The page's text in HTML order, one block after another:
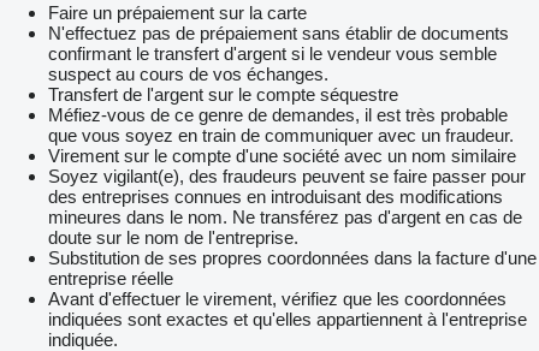
Faire un prépaiement sur la carte
N'effectuez pas de prépaiement sans établir de documents
confirmant le transfert d'argent si le vendeur vous semble
suspect au cours de vos échanges.
Transfert de l'argent sur le compte séquestre
Méfiez-vous de ce genre de demandes, il est très probable
que vous soyez en train de communiquer avec un fraudeur.
Virement sur le compte d'une société avec un nom similaire
Soyez vigilant(e), des fraudeurs peuvent se faire passer pour
des entreprises connues en introduisant des modifications
mineures dans le nom. Ne transférez pas d'argent en cas de
doute sur le nom de l'entreprise.
Substitution de ses propres coordonnées dans la facture d'une
entreprise réelle
Avant d'effectuer le virement, vérifiez que les coordonnées
indiquées sont exactes et qu'elles appartiennent à l'entreprise
indiquée.